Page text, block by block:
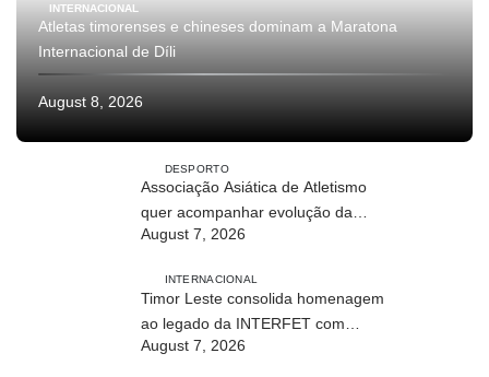
INTERNACIONAL
Atletas timorenses e chineses dominam a Maratona
Internacional de Díli
August 8, 2026
DESPORTO
Associação Asiática de Atletismo
quer acompanhar evolução da
modalidade em Timor Leste
August 7, 2026
INTERNACIONAL
Timor Leste consolida homenagem
ao legado da INTERFET com
avanço de memorial
August 7, 2026